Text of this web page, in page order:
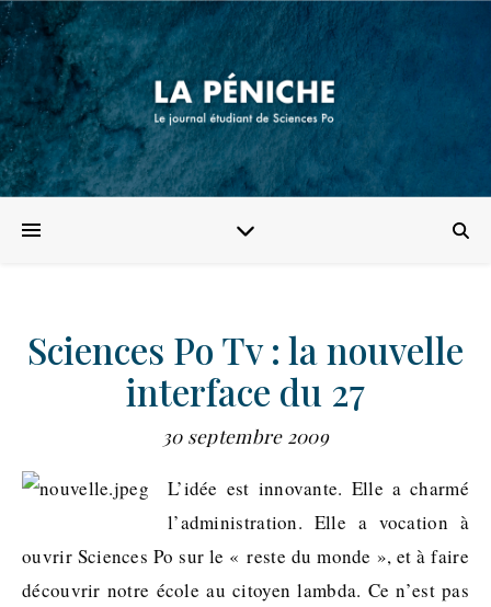
Sciences Po Tv : la nouvelle
interface du 27
30 septembre 2009
L’idée est innovante. Elle a charmé
l’administration. Elle a vocation à
ouvrir Sciences Po sur le « reste du monde », et à faire
découvrir notre école au citoyen lambda. Ce n’est pas